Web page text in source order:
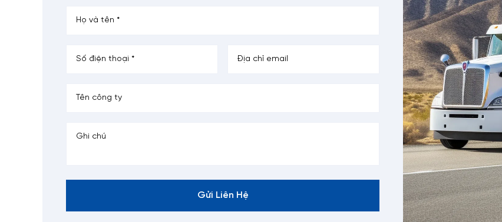
Kích thước Sơ mi rơ mooc bồn là bao nhiêu?
Sơ mi rơ mooc bồn có nhiều hình dạng và kích thước. Mặc dù
chức Tiêu chuẩn hóa Quốc tế (ISO) đặt ra, cung cấp các kích cỡ
Sơ mi rơ mooc bồn chở dầu hoặc xăng điển hình có chiều
dầu thường vào khoảng 0,195 inch. Đây là các kích thước tuân
Sơ mi rơ mooc chở nhiên liệu lớn thường có sức chứa từ 5.500
Khả năng vận chuyển của Sơ mi rơ mooc bồn
Gửi Liên Hệ